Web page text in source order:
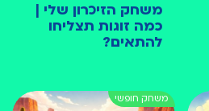
משחק הזיכרון שלי |
כמה זוגות תצליחו
להתאים?